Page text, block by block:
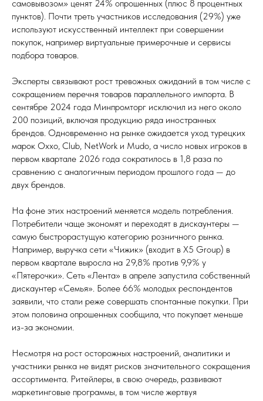
самовывозом» ценят 24% опрошенных (плюс 8 процентных
пунктов). Почти треть участников исследования (29%) уже
используют искусственный интеллект при совершении
покупок, например виртуальные примерочные и сервисы
подбора товаров.
Эксперты связывают рост тревожных ожиданий в том числе с
сокращением перечня товаров параллельного импорта. В
сентябре 2024 года Минпромторг исключил из него около
200 позиций, включая продукцию ряда иностранных
брендов. Одновременно на рынке ожидается уход турецких
марок Oxxo, Club, NetWork и Mudo, а число новых игроков в
первом квартале 2026 года сократилось в 1,8 раза по
сравнению с аналогичным периодом прошлого года — до
двух брендов.
На фоне этих настроений меняется модель потребления.
Потребители чаще экономят и переходят в дискаунтеры —
самую быстрорастущую категорию розничного рынка.
Например, выручка сети «Чижик» (входит в X5 Group) в
первом квартале выросла на 29,8% против 9,9% у
«Пятерочки». Сеть «Лента» в апреле запустила собственный
дискаунтер «Семья». Более 66% молодых респондентов
заявили, что стали реже совершать спонтанные покупки. При
этом половина опрошенных сообщила, что покупает меньше
из-за экономии.
Несмотря на рост осторожных настроений, аналитики и
участники рынка не видят рисков значительного сокращения
ассортимента. Ритейлеры, в свою очередь, развивают
маркетинговые программы, в том числе жертвуя